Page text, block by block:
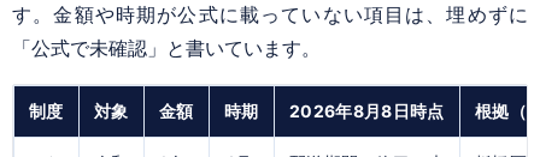
す。金額や時期が公式に載っていない項目は、埋めずに
「公式で未確認」と書いています。
制度 対象 金額 時期 2026年8月8日時点 根拠（